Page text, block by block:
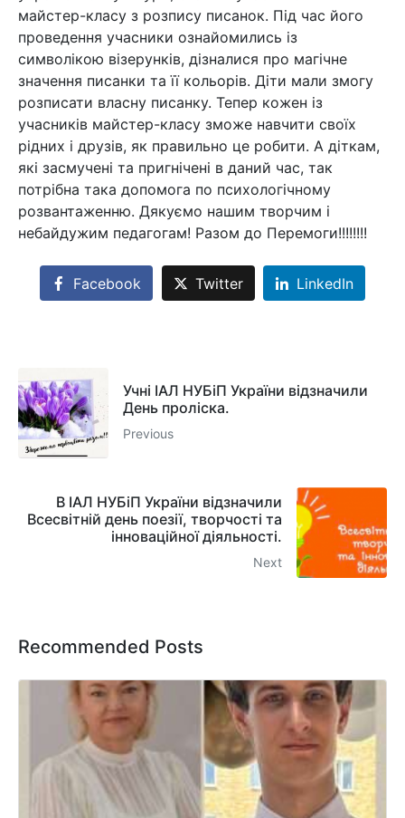
майстер-класу з розпису писанок. Під час його
проведення учасники ознайомились із
символікою візерунків, дізналися про магічне
значення писанки та її кольорів. Діти мали змогу
розписати власну писанку. Тепер кожен із
учасників майстер-класу зможе навчити своїх
рідних і друзів, як правильно це робити. А діткам,
які засмучені та пригнічені в даний час, так
потрібна така допомога по психологічному
розвантаженню. Дякуємо нашим творчим і
небайдужим педагогам! Разом до Перемоги!!!!!!!!
Facebook Twitter LinkedIn
Учні ІАЛ НУБіП України відзначили
День проліска.
Previous
В ІАЛ НУБіП України відзначили
Всесвітній день поезії, творчості та
інноваційної діяльності.
Next
Recommended Posts